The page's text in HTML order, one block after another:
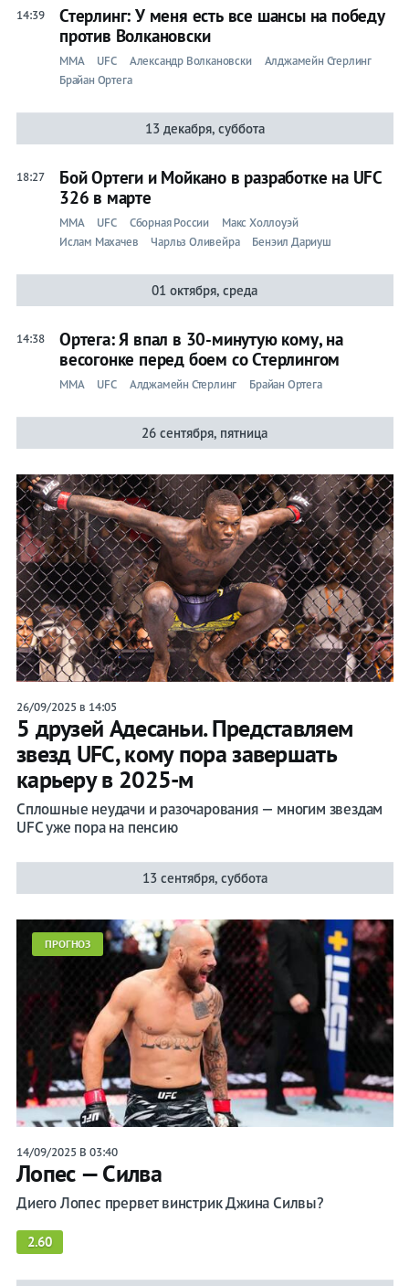
14:39
Стерлинг: У меня есть все шансы на победу
против Волкановски
ММА UFC Александр Волкановски
Алджамейн Стерлинг
Брайан Ортега
13 декабря, суббота
18:27
Бой Ортеги и Мойкано в разработке на UFC
326 в марте
ММА UFC Сборная России
Макс Холлоуэй
Ислам Махачев
Чарльз Оливейра Бенэил Дариуш
01 октября, среда
14:38
Ортега: Я впал в 30-минутую кому, на
весогонке перед боем со Стерлингом
ММА UFC Алджамейн Стерлинг Брайан Ортега
26 сентября, пятница
26/09/2025 в 14:05
5 друзей Адесаньи. Представляем
звезд UFC, кому пора завершать
карьеру в 2025-м
Сплошные неудачи и разочарования — многим звездам
UFC уже пора на пенсию
13 сентября, суббота
ПРОГНОЗ
14/09/2025 В 03:40
Лопес — Силва
Диего Лопес прервет винстрик Джина Силвы?
2.60